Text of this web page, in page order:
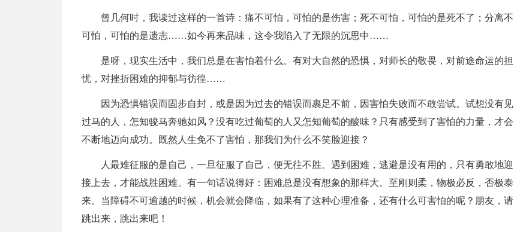
曾几何时，我读过这样的一首诗：痛不可怕，可怕的是伤害；死不可怕，可怕的是死不了；分离不
可怕，可怕的是遗志……如今再来品味，这令我陷入了无限的沉思中……
是呀，现实生活中，我们总是在害怕着什么。有对大自然的恐惧，对师长的敬畏，对前途命运的担
忧，对挫折困难的抑郁与彷徨……
因为恐惧错误而固步自封，或是因为过去的错误而裹足不前，因害怕失败而不敢尝试。试想没有见
过马的人，怎知骏马奔驰如风？没有吃过葡萄的人又怎知葡萄的酸味？只有感受到了害怕的力量，才会
不断地迈向成功。既然人生免不了害怕，那我们为什么不笑脸迎接？
人最难征服的是自己，一旦征服了自己，便无往不胜。遇到困难，逃避是没有用的，只有勇敢地迎
接上去，才能战胜困难。有一句话说得好：困难总是没有想象的那样大。至刚则柔，物极必反，否极泰
来。当障碍不可逾越的时候，机会就会降临，如果有了这种心理准备，还有什么可害怕的呢？朋友，请
跳出来，跳出来吧！